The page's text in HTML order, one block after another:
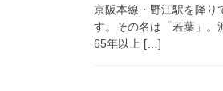
京阪本線・野江駅を降り
す。その名は「若葉」。
65年以上 […]